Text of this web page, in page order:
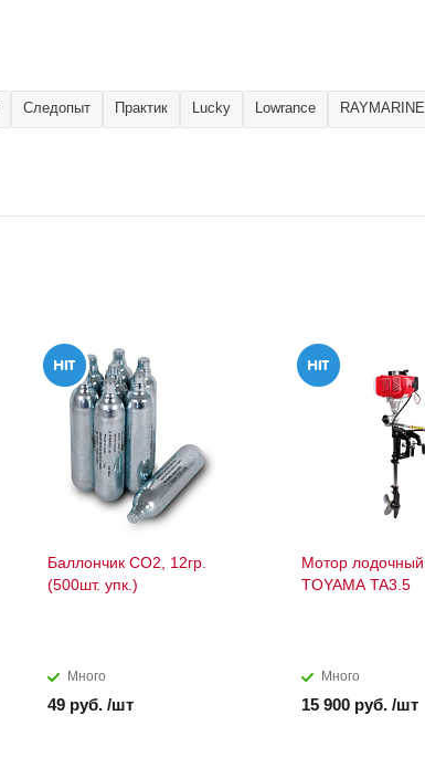
Следопыт Практик Lucky Lowrance RAYMARINE
Баллончик СО2, 12гр.
(500шт. упк.)
Много
49 руб. /шт
Мотор лодочный
TOYAMA TA3.5
Много
15 900 руб. /шт